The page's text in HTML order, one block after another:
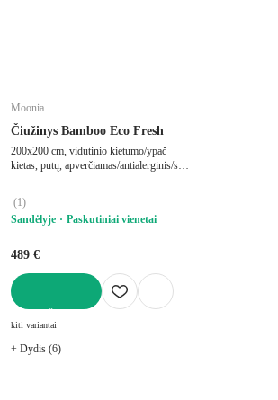
Moonia
Čiužinys Bamboo Eco Fresh
200x200 cm, vidutinio kietumo/ypač
kietas, putų, apverčiamas/antialerginis/su
galia 180 kg
(1)
Sandėlyje
Paskutiniai vienetai
489 €
kiti variantai
+ Dydis (6)